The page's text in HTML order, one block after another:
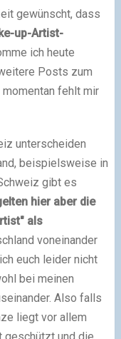
gewünscht, dass
up-Artist-
ich heute
Posts zum
fehlt mir
unterscheiden
beispielsweise in
gibt es
hier aber die
als
voneinander
euch leider nicht
bei meinen
Also falls
liegt vor allem